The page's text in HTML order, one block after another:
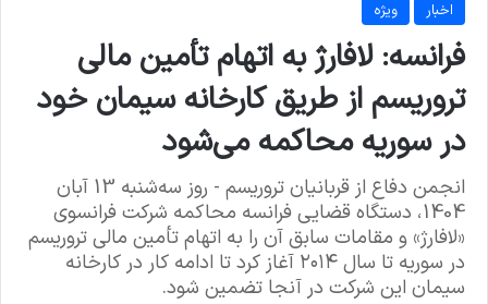
اخبار ویژه
فرانسه: لافارژ به اتهام تأمین مالی
تروریسم از طریق کارخانه سیمان خود
در سوریه محاکمه می‌شود
انجمن دفاع از قربانیان تروریسم - روز سه‌شنبه 13 آبان
1404، دستگاه قضایی فرانسه محاکمه شرکت فرانسوی
«لافارژ» و مقامات سابق آن را به اتهام تأمین مالی تروریسم
در سوریه تا سال ۲۰۱۴ آغاز کرد تا ادامه کار در کارخانه
سیمان این شرکت در آنجا تضمین شود.